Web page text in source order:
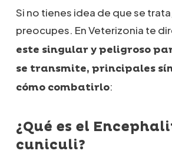
Si no tienes idea de que se
preocupes. En Veterizonia te
este singular y peligroso
se transmite, principales
cómo combatirlo:
¿Qué es el
cuniculi?